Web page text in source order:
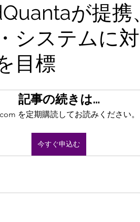
が提携
システムに
目標
記事の続きは…
を定期購読してお読みください。
今すぐ申込む